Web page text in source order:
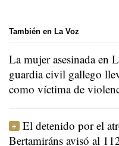
También en La Voz
La mujer asesinada en
guardia civil gallego
como víctima de
El detenido por el
Bertamiráns avisó al